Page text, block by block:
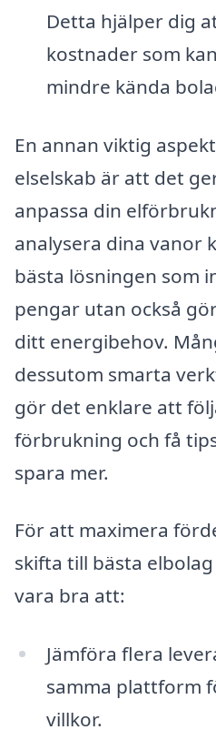
Detta hjälper dig
kostnader som
mindre kända
En annan viktig
elselskab är att det
anpassa din
analysera dina vanor
bästa lösningen som
pengar utan också
ditt energibehov.
dessutom smarta
gör det enklare att
förbrukning och få
spara mer.
För att maximera
skifta till bästa
vara bra att:
Jämföra flera
samma plattform
villkor.